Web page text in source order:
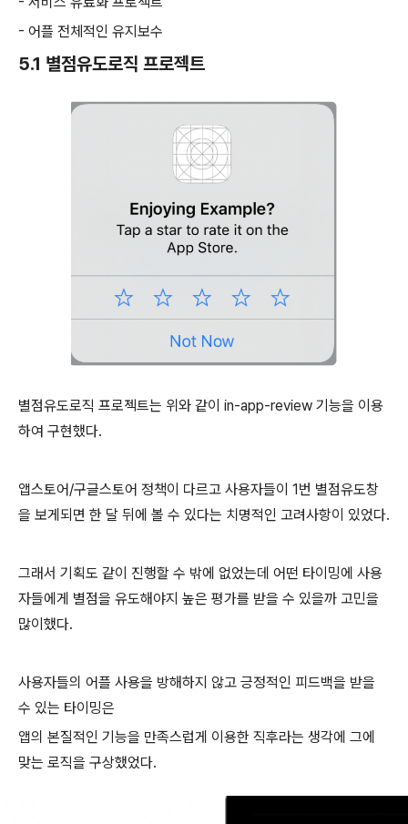
- 어플 전체적인 유지보수
5.1 별점유도로직 프로젝트
별점유도로직 프로젝트는 위와 같이 in-app-review 기능을 이용
하여 구현했다.
앱스토어/구글스토어 정책이 다르고 사용자들이 1번 별점유도창
을 보게되면 한 달 뒤에 볼 수 있다는 치명적인 고려사항이 있었다.
그래서 기획도 같이 진행할 수 밖에 없었는데 어떤 타이밍에 사용
자들에게 별점을 유도해야지 높은 평가를 받을 수 있을까 고민을
많이했다.
사용자들의 어플 사용을 방해하지 않고 긍정적인 피드백을 받을
수 있는 타이밍은
앱의 본질적인 기능을 만족스럽게 이용한 직후라는 생각에 그에
맞는 로직을 구상했었다.